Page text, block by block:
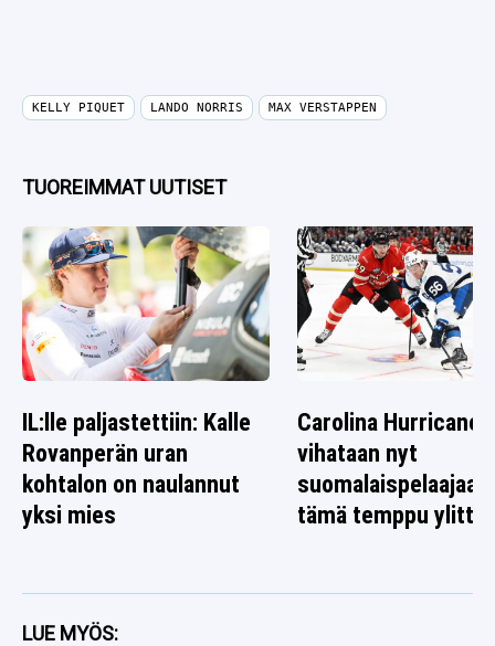
KELLY PIQUET LANDO NORRIS MAX VERSTAPPEN
TUOREIMMAT UUTISET
IL:lle paljastettiin: Kalle
Rovanperän uran
kohtalon on naulannut
yksi mies
Carolina
vihataan nyt
suomalaispelaajaa
tämä temppu ylitti
LUE MYÖS: